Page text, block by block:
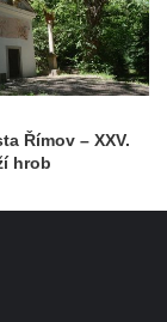
Římov – XXV.
hrob